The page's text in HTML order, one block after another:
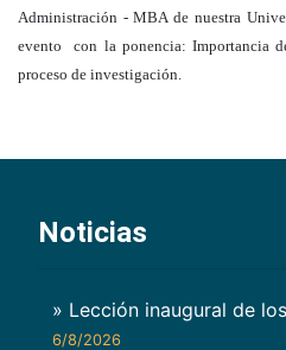
Administración - MBA de nuestra
evento con la ponencia: Importancia
proceso de investigación.
Noticias
» Lección inaugural de
6/8/2026